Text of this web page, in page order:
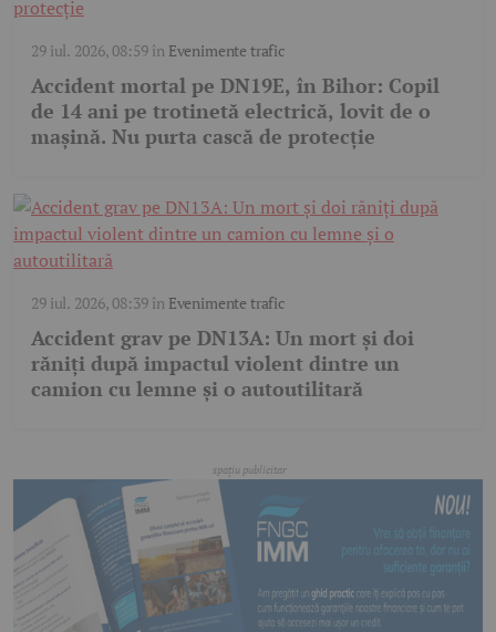
29 iul. 2026, 08:59în Evenimente trafic
Accident mortal pe DN19E, în Bihor: Copil
de 14 ani pe trotinetă electrică, lovit de o
mașină. Nu purta cască de protecție
29 iul. 2026, 08:39în Evenimente trafic
Accident grav pe DN13A: Un mort și doi
răniți după impactul violent dintre un
camion cu lemne și o autoutilitară